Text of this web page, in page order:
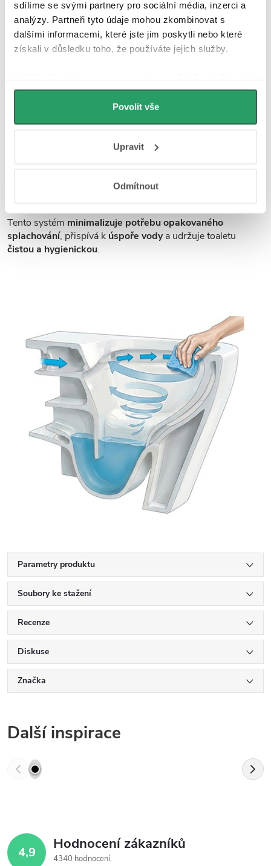
sdílíme se svými partnery pro sociální média, inzerci a
analýzy. Partneři tyto údaje mohou zkombinovat s
dalšími informacemi, které jste jim poskytli nebo které
získali v důsledku toho, že používáte jejich služby.
můžeme používat cookies pro analytiku a
personalizovanou reklamu. Jak Google zpracovává
osobní údaje najdete na stránkách
Povolit vše
Upravit
Odmítnout
technologie posouvá hygienu i komfort na vyšší úroveň a
mění způsob, jakým vnímáte čistotu a péči o vaši toaletu.
Co je to Vortex?
Vortex splachování (vířivé splachování)
technologie, která zajišťujeefektivní a tiché spláchnutí
, což zvyšuje účinnost splachování a
důkladnější oplachování povrchu mísy
Tento systém minimalizuje potřebu opakovaného
splachování, přispívá k úspoře vodya udržuje toaletu
čistou a hygienickou.
Parametry produktu
Soubory ke stažení
Recenze
Diskuse
Značka
Další inspirace
4,9 Hodnocení zákazníků
4340 hodnocení